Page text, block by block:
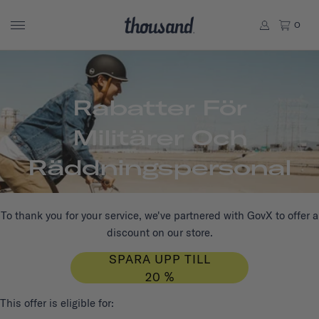
0
Rabatter För
Militärer Och
Räddningspersonal
To thank you for your service, we've partnered with GovX to offer a
discount on our store.
SPARA UPP TILL
20 %
This offer is eligible for: